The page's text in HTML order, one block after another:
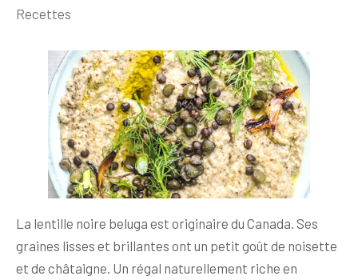
Recettes
La lentille noire beluga est originaire du Canada. Ses
graines lisses et brillantes ont un petit goût de noisette
et de châtaigne. Un régal naturellement riche en